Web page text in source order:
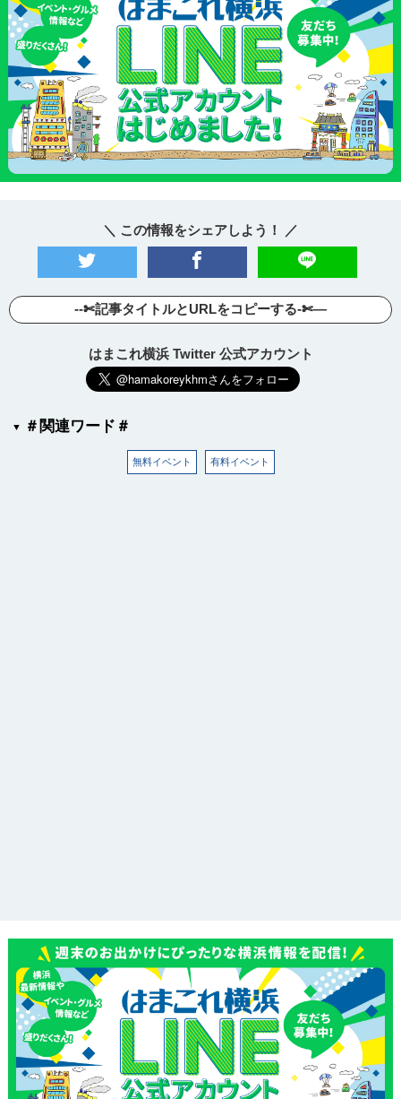
＼ この情報をシェアしよう！ ／
--✄記事タイトルとURLをコピーする-✄—
はまこれ横浜 Twitter 公式アカウント
＃関連ワード＃
無料イベント 有料イベント